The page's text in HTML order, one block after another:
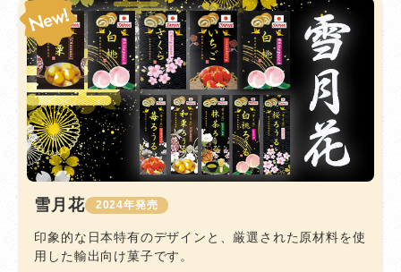
雪月花 2024
印象的な日本特有のデザインと、厳選された原材料を使
用した輸出向け菓子です。